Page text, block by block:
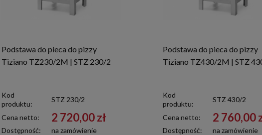
Podstawa do pieca do pizzy
Tiziano TZ230/2M | STZ 230/2
Kod
produktu:
STZ 230/2
Cena netto: 2 720,00 zł
Dostępność: na zamówienie
Podstawa do pieca do pizzy
Tiziano TZ430/2M | STZ
Kod
produktu:
STZ 430/2
Cena netto: 2 760,00
Dostępność: na zamówienie